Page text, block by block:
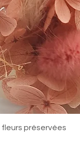
fleurs préservées